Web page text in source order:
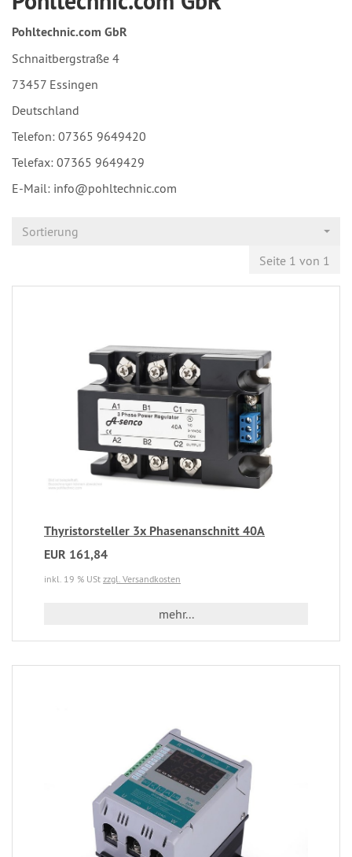
Pohltechnic.com GbR
Schnaitbergstraße 4
73457 Essingen
Deutschland
Telefon: 07365 9649420
Telefax: 07365 9649429
E-Mail: info@pohltechnic.com
Sortierung
Seite 1 von 1
Thyristorsteller 3x Phasenanschnitt 40A
EUR 161,84
inkl. 19 % USt zzgl. Versandkosten
mehr...